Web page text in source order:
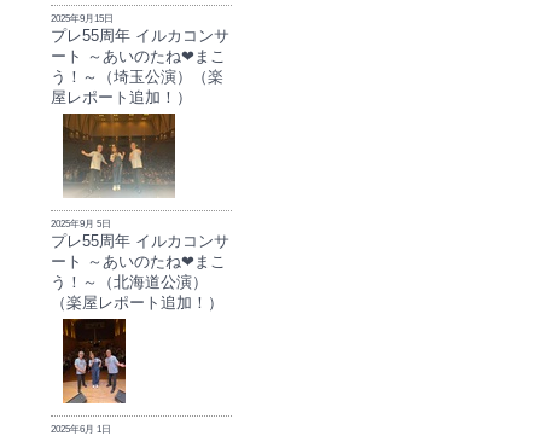
2025年9月15日
プレ55周年 イルカコンサ
ート ～あいのたね❤まこ
う！～（埼玉公演）（楽
屋レポート追加！）
2025年9月 5日
プレ55周年 イルカコンサ
ート ～あいのたね❤まこ
う！～（北海道公演）
（楽屋レポート追加！）
2025年6月 1日